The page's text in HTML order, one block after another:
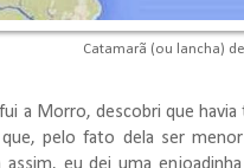
Catamarã (ou lancha)
fui a Morro, descobri que
pelo fato dela ser